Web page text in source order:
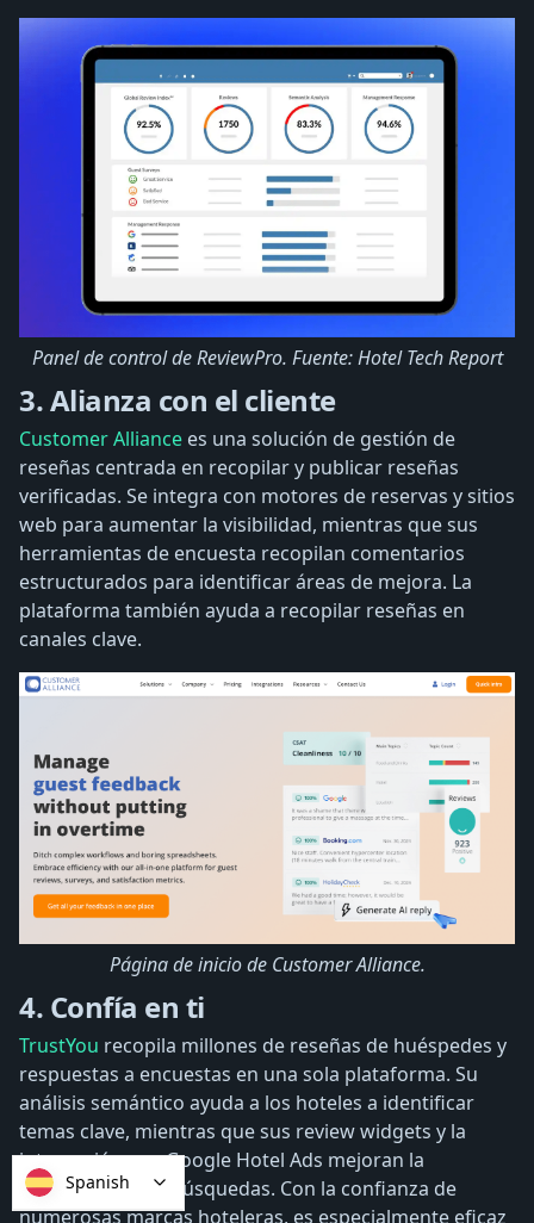
Panel de control de ReviewPro. Fuente: Hotel Tech Report
3. Alianza con el cliente
Customer Alliance es una solución de gestión de
reseñas centrada en recopilar y publicar reseñas
verificadas. Se integra con motores de reservas y sitios
web para aumentar la visibilidad, mientras que sus
herramientas de encuesta recopilan comentarios
estructurados para identificar áreas de mejora. La
plataforma también ayuda a recopilar reseñas en
canales clave.
Página de inicio de Customer Alliance.
4. Confía en ti
TrustYou recopila millones de reseñas de huéspedes y
respuestas a encuestas en una sola plataforma. Su
análisis semántico ayuda a los hoteles a identificar
temas clave, mientras que sus review widgets y la
integración con Google Hotel Ads mejoran la
visibilidad en las búsquedas. Con la confianza de
numerosas marcas hoteleras, es especialmente eficaz
Spanish